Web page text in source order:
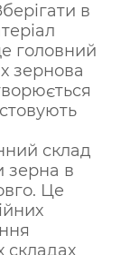
в
головний
зернова
склад
зерна в
Це
складах